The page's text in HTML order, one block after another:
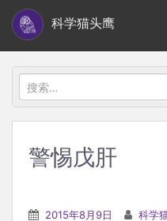
i
科学猫头鹰
搜
索：
警惕戊肝
2015年8月9日 科学